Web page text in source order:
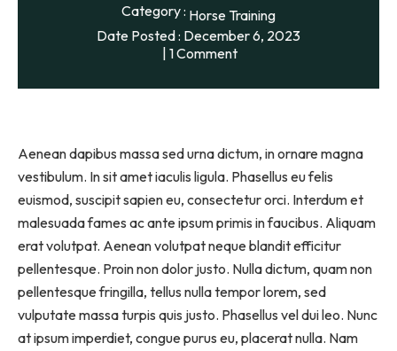
Category : Horse Training
Date Posted : December 6, 2023
1 Comment
Aenean dapibus massa sed urna dictum, in ornare magna
vestibulum. In sit amet iaculis ligula. Phasellus eu felis
euismod, suscipit sapien eu, consectetur orci. Interdum et
malesuada fames ac ante ipsum primis in faucibus. Aliquam
erat volutpat. Aenean volutpat neque blandit efficitur
pellentesque. Proin non dolor justo. Nulla dictum, quam non
pellentesque fringilla, tellus nulla tempor lorem, sed
vulputate massa turpis quis justo. Phasellus vel dui leo. Nunc
at ipsum imperdiet, congue purus eu, placerat nulla. Nam